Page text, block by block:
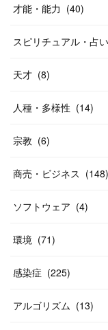
才能・能力 (40)
スピリチュアル・占
天才 (8)
人種・多様性 (14)
宗教 (6)
商売・ビジネス (148)
ソフトウェア (4)
環境 (71)
感染症 (225)
アルゴリズム (13)